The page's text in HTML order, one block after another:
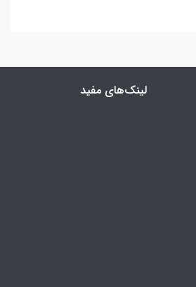
لینک‌های مفید